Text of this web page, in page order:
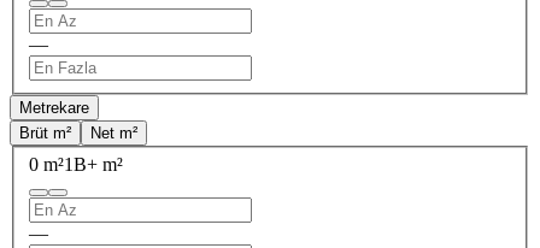
—
Metrekare
Brüt m²
Net m²
0 m²1B+ m²
—